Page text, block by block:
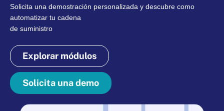
Solicita una demostración personalizada y descubre como
automatizar tu cadena
de suministro
Explorar módulos
Solicita una demo